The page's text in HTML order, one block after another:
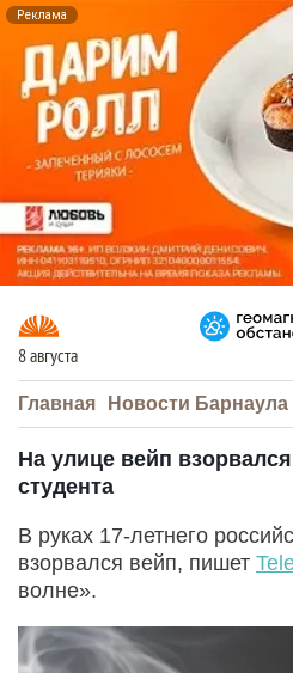
Реклама
8 августа
Главная Новости Барнаула
На улице вейп
студента
В руках 17-летнего
взорвался вейп, пишет
волне».